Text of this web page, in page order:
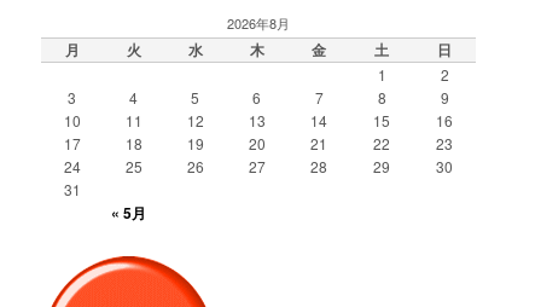
2026年8月
月 火 水 木 金 土 日
1
2
3
4 5 6 7 8
9
10
11 12 13 14 15
16
17
18 19 20 21 22
23
24
25 26 27 28 29
30
31
« 5月